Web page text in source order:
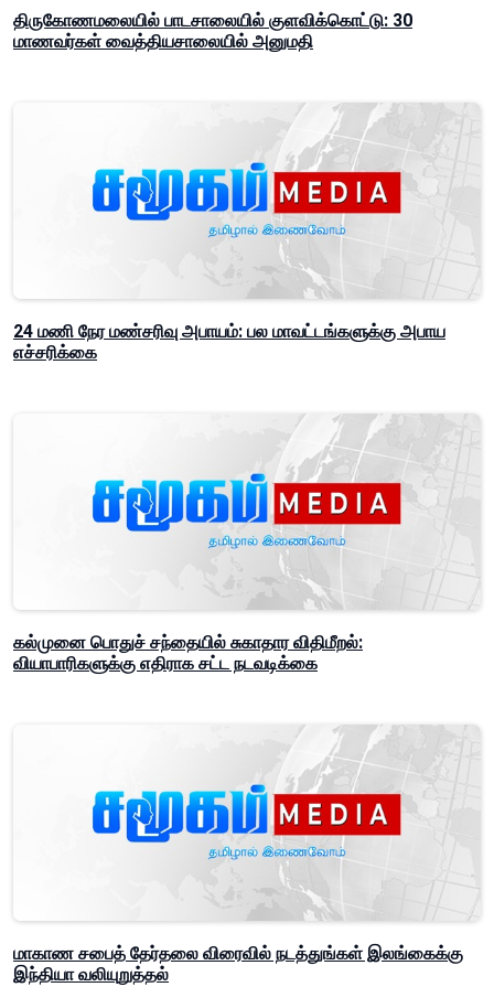
திருகோணமலையில் பாடசாலையில் குளவிக்கொட்டு: 30
மாணவர்கள் வைத்தியசாலையில் அனுமதி
24 மணி நேர மண்சரிவு அபாயம்: பல மாவட்டங்களுக்கு அபாய
எச்சரிக்கை
கல்முனை பொதுச் சந்தையில் சுகாதார விதிமீறல்:
வியாபாரிகளுக்கு எதிராக சட்ட நடவடிக்கை
மாகாண சபைத் தேர்தலை விரைவில் நடத்துங்கள் இலங்கைக்கு
இந்தியா வலியுறுத்தல்